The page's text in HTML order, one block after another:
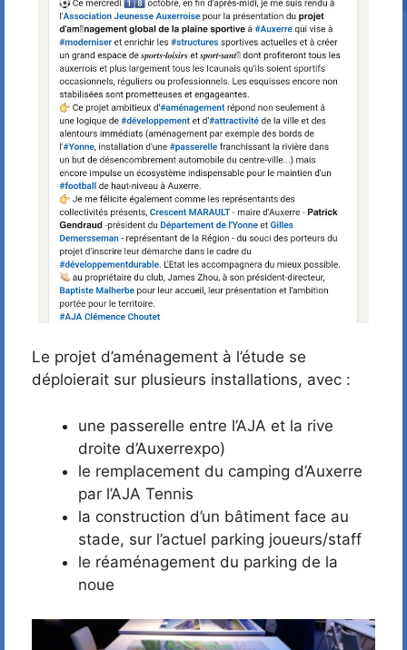
Le projet d’aménagement à l’étude se
déploierait sur plusieurs installations, avec :
une passerelle entre l’AJA et la rive
droite d’Auxerrexpo)
le remplacement du camping d’Auxerre
par l’AJA Tennis
la construction d’un bâtiment face au
stade, sur l’actuel parking joueurs/staff
le réaménagement du parking de la
noue